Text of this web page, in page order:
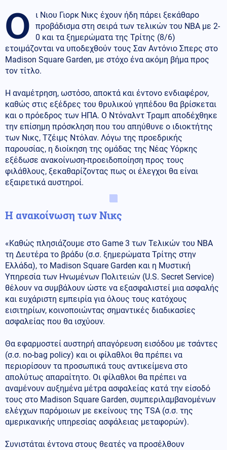
Ο
ι Νιου Γιορκ Νικς έχουν ήδη πάρει ξεκάθαρο
προβάδισμα στη σειρά των τελικών του ΝΒΑ με 2-
0 και τα ξημερώματα της Τρίτης (8/6)
ετοιμάζονται να υποδεχθούν τους Σαν Αντόνιο Σπερς στο
Madison Square Garden, με στόχο ένα ακόμη βήμα προς
τον τίτλο.
Η αναμέτρηση, ωστόσο, αποκτά και έντονο ενδιαφέρον,
καθώς στις εξέδρες του θρυλικού γηπέδου θα βρίσκεται
και ο πρόεδρος των ΗΠΑ. Ο Ντόναλντ Τραμπ αποδέχθηκε
την επίσημη πρόσκληση που του απηύθυνε ο ιδιοκτήτης
των Νικς, Τζέιμς Ντόλαν. Λόγω της προεδρικής
παρουσίας, η διοίκηση της ομάδας της Νέας Υόρκης
εξέδωσε ανακοίνωση-προειδοποίηση προς τους
φιλάθλους, ξεκαθαρίζοντας πως οι έλεγχοι θα είναι
εξαιρετικά αυστηροί.
Η ανακοίνωση των Νικς
«Καθώς πλησιάζουμε στο Game 3 των Τελικών του NBA
τη Δευτέρα το βράδυ (σ.σ. ξημερώματα Τρίτης στην
Ελλάδα), το Madison Square Garden και η Μυστική
Υπηρεσία των Ηνωμένων Πολιτειών (U.S. Secret Service)
θέλουν να συμβάλουν ώστε να εξασφαλιστεί μια ασφαλής
και ευχάριστη εμπειρία για όλους τους κατόχους
εισιτηρίων, κοινοποιώντας σημαντικές διαδικασίες
ασφαλείας που θα ισχύουν.
Θα εφαρμοστεί αυστηρή απαγόρευση εισόδου με τσάντες
(σ.σ. no-bag policy) και οι φίλαθλοι θα πρέπει να
περιορίσουν τα προσωπικά τους αντικείμενα στο
απολύτως απαραίτητο. Οι φίλαθλοι θα πρέπει να
αναμένουν αυξημένα μέτρα ασφαλείας κατά την είσοδό
τους στο Madison Square Garden, συμπεριλαμβανομένων
ελέγχων παρόμοιων με εκείνους της TSA (σ.σ. της
αμερικανικής υπηρεσίας ασφάλειας μεταφορών).
Συνιστάται έντονα στους θεατές να προσέλθουν